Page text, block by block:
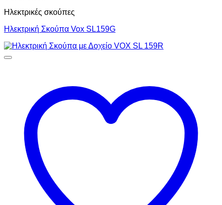
Ηλεκτρικές σκούπες
Ηλεκτρική Σκούπα Vox SL159G